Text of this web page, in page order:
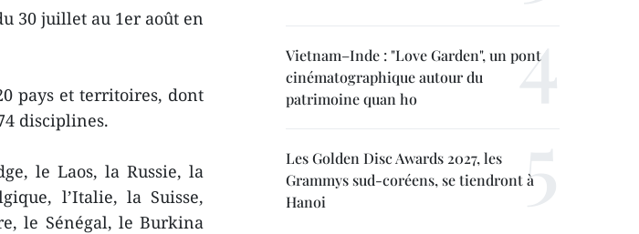
30 juillet au 1er août en
pays et territoires, dont
disciplines.
le Laos, la Russie, la
l’Italie, la Suisse,
le Sénégal, le Burkina
Vietnam–Inde : "Love Garden", un pont
cinématographique autour du
patrimoine quan ho
Les Golden Disc Awards 2027, les
Grammys sud-coréens, se tiendront à
Hanoi